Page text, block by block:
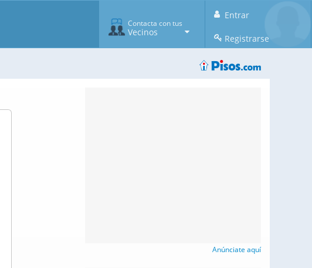
Entrar
Registrarse
Contacta con tus
Vecinos
Anúnciate aquí